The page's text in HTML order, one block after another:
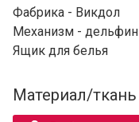
Фабрика - Викдол
Механизм - дельфин
Ящик для белья
Материал/ткань